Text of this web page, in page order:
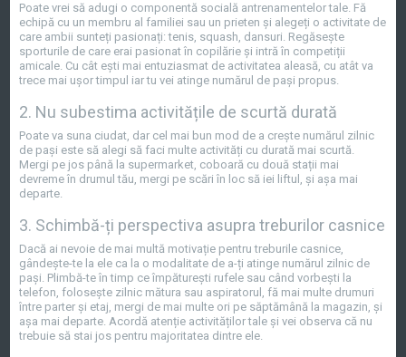
Poate vrei să adugi o componentă socială antrenamentelor tale. Fă
echipă cu un membru al familiei sau un prieten și alegeți o activitate de
care ambii sunteți pasionați: tenis, squash, dansuri. Regăsește
sporturile de care erai pasionat în copilărie și intră în competiții
amicale. Cu cât ești mai entuziasmat de activitatea aleasă, cu atât va
trece mai ușor timpul iar tu vei atinge numărul de pași propus.
2. Nu subestima activitățile de scurtă durată
Poate va suna ciudat, dar cel mai bun mod de a crește numărul zilnic
de pași este să alegi să faci multe activități cu durată mai scurtă.
Mergi pe jos până la supermarket, coboară cu două stații mai
devreme în drumul tău, mergi pe scări în loc să iei liftul, și așa mai
departe.
3. Schimbă-ți perspectiva asupra treburilor casnice
Dacă ai nevoie de mai multă motivație pentru treburile casnice,
gândește-te la ele ca la o modalitate de a-ți atinge numărul zilnic de
pași. Plimbă-te în timp ce împăturești rufele sau când vorbești la
telefon, folosește zilnic mătura sau aspiratorul, fă mai multe drumuri
între parter și etaj, mergi de mai multe ori pe săptămână la magazin, și
așa mai departe. Acordă atenție activităților tale și vei observa că nu
trebuie să stai jos pentru majoritatea dintre ele.